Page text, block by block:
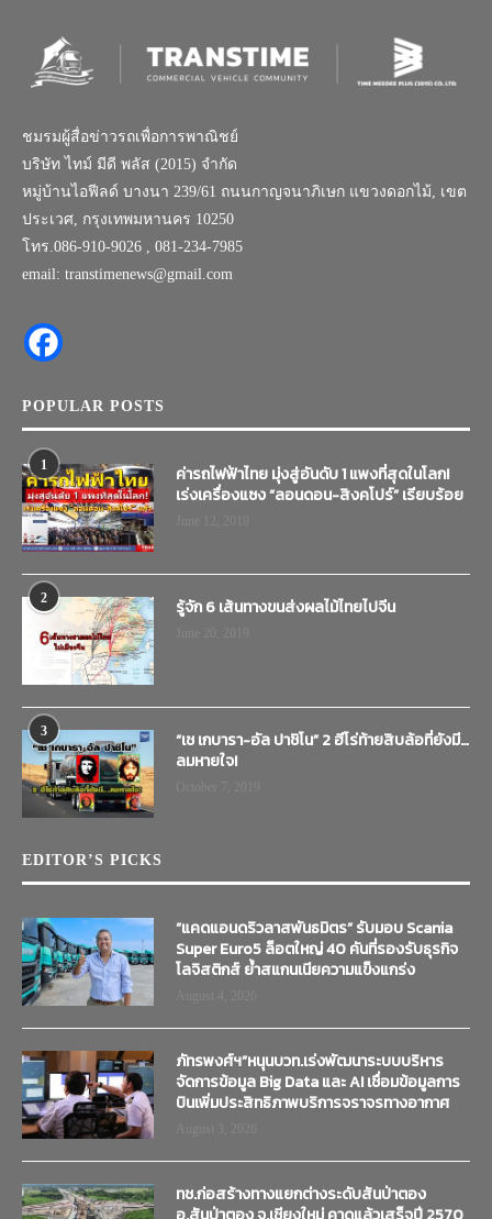
ชมรมผู้สื่อข่าวรถเพื่อการพาณิชย์
บริษัท ไทม์ มีดี พลัส (2015) จำกัด
หมู่บ้านไอฟีลด์ บางนา 239/61 ถนนกาญจนาภิเษก แขวงดอกไม้, เขต
ประเวศ, กรุงเทพมหานคร 10250
โทร.086-910-9026 , 081-234-7985
email: transtimenews@gmail.com
POPULAR POSTS
1
ค่ารถไฟฟ้าไทย มุ่งสู่อันดับ 1 แพงที่สุดในโลก!
เร่งเครื่องแซง “ลอนดอน-สิงคโปร์” เรียบร้อย
2 รู้จัก 6 เส้นทางขนส่งผลไม้ไทยไปจีน
3
“เช เกบารา-อัล ปาชิโน” 2 ฮีโร่ท้ายสิบล้อที่ยังมี…
ลมหายใจ!
EDITOR’S PICKS
“แคดแอนดริวลาสพันธมิตร” รับมอบ Scania
Super Euro5 ล็อตใหญ่ 40 คันที่รองรับธุรกิจ
โลจิสติกส์ ย้ำสแกนเนียความแข็งแกร่ง
ภัทรพงศ์ฯ”หนุนบวท.เร่งพัฒนาระบบบริหาร
จัดการข้อมูล Big Data และ AI เชื่อมข้อมูลการ
บินเพิ่มประสิทธิภาพบริการจราจรทางอากาศ
ทช.ก่อสร้างทางแยกต่างระดับสันป่าตอง